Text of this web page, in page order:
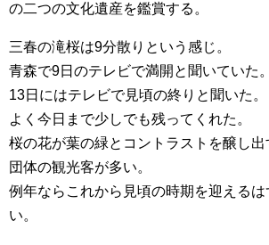
の二つの文化遺産を鑑賞する。
三春の滝桜は9分散りという感じ。
青森で9日のテレビで満開と聞いていた。
13日にはテレビで見頃の終りと聞いた。
よく今日まで少しでも残ってくれた。
桜の花が葉の緑とコントラストを醸し出
団体の観光客が多い。
例年ならこれから見頃の時期を迎える
い。